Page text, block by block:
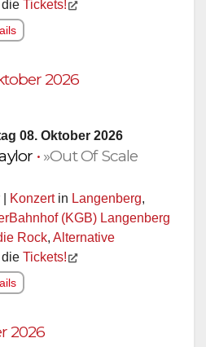
die Tickets!
2026
08. Oktober 2026
• »Out Of Scale
Konzertin Langenberg,
(KGB) Langenberg
Rock, Alternative
die Tickets!
2026